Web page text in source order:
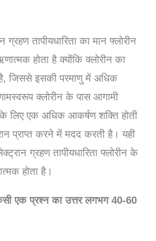
ग्रहण तापीयधारिता का मान फ्लोरीन
होता है क्योंकि क्लोरीन का
जिससे इसकी परमाणु में अधिक
क्लोरीन के पास आगामी
लिए एक अधिक आकर्षण शक्ति होती
प्राप्त करने में मदद करती है। यही
ग्रहण तापीयधारिता फ्लोरीन के
होता है।
एक प्रश्न का उत्तर लगभग 40-60